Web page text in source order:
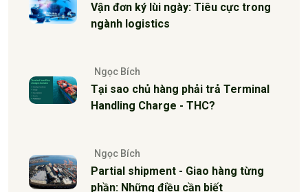
Vận đơn ký lùi ngày: Tiêu cực trong
ngành logistics
Ngọc Bích
Tại sao chủ hàng phải trả Terminal
Handling Charge - THC?
Ngọc Bích
Partial shipment - Giao hàng từng
phần: Những điều cần biết